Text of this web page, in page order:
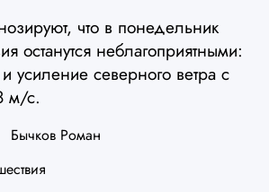
что в понедельник
останутся неблагоприятными:
усиление северного ветра с
м/с.
Бычков Роман